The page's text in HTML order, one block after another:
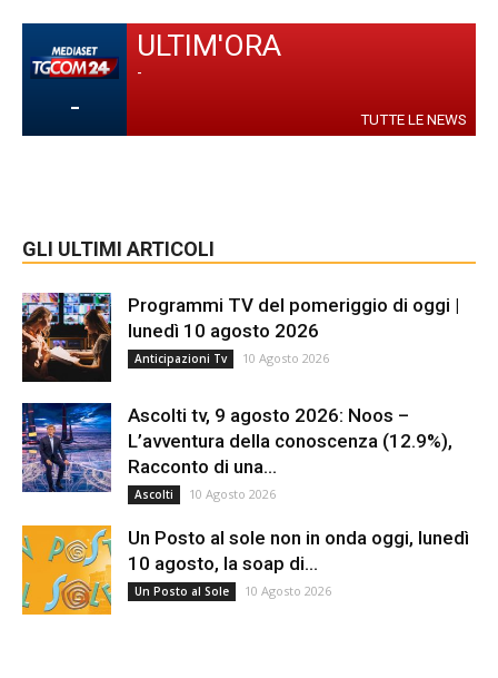
-
ULTIM'ORA
-
TUTTE LE NEWS
GLI ULTIMI ARTICOLI
Programmi TV del pomeriggio di oggi |
lunedì 10 agosto 2026
Anticipazioni Tv 10 Agosto 2026
Ascolti tv, 9 agosto 2026: Noos –
L’avventura della conoscenza (12.9%),
Racconto di una...
Ascolti 10 Agosto 2026
Un Posto al sole non in onda oggi, lunedì
10 agosto, la soap di...
Un Posto al Sole 10 Agosto 2026